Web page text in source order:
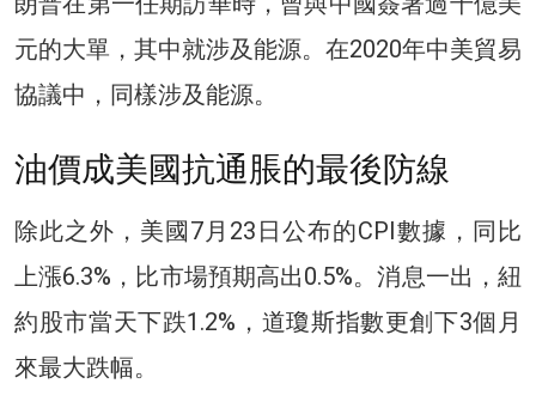
元的大單，其中就涉及能源。在2020年中美貿易
協議中，同樣涉及能源。
油價成美國抗通脹的最後防線
除此之外，美國7月23日公布的CPI數據，同比
上漲6.3%，比市場預期高出0.5%。消息一出，紐
約股市當天下跌1.2%，道瓊斯指數更創下3個月
來最大跌幅。